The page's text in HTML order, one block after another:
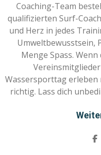
Coaching-Team
qualifizierten Surf-
und Herz in jedes
Umweltbewusstsein,
Menge Spass.
Wassersporttag erleben
richtig. Lass dich
T